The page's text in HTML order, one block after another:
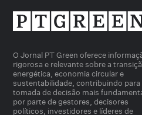
O Jornal PT Green oferece
rigorosa e relevante sobre a
energética, economia circular e
sustentabilidade, contribuindo para
tomada de decisão mais
por parte de gestores, decisores
políticos, investidores e líderes de